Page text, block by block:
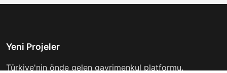
Yeni Projeler
Türkiye'nin önde gelen gayrimenkul platformu.